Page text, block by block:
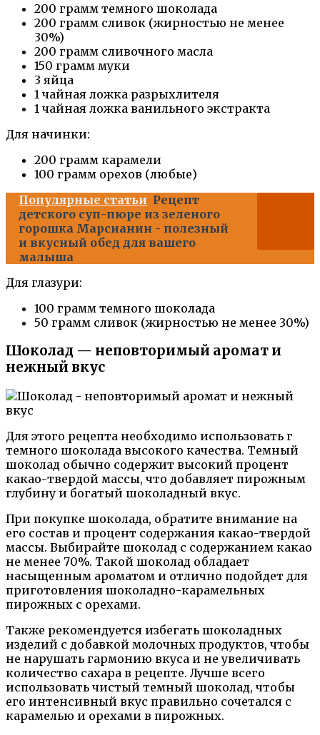
200 грамм темного шоколада
200 грамм сливок (жирностью не менее
30%)
200 грамм сливочного масла
150 грамм муки
3 яйца
1 чайная ложка разрыхлителя
1 чайная ложка ванильного экстракта
Для начинки:
200 грамм карамели
100 грамм орехов (любые)
Популярные статьи Рецепт
детского суп-пюре из зеленого
горошка Марсианин - полезный
и вкусный обед для вашего
малыша
Для глазури:
100 грамм темного шоколада
50 грамм сливок (жирностью не менее 30%)
Шоколад — неповторимый аромат и
нежный вкус
Для этого рецепта необходимо использовать г
темного шоколада высокого качества. Темный
шоколад обычно содержит высокий процент
какао-твердой массы, что добавляет пирожным
глубину и богатый шоколадный вкус.
При покупке шоколада, обратите внимание на
его состав и процент содержания какао-твердой
массы. Выбирайте шоколад с содержанием какао
не менее 70%. Такой шоколад обладает
насыщенным ароматом и отлично подойдет для
приготовления шоколадно-карамельных
пирожных с орехами.
Также рекомендуется избегать шоколадных
изделий с добавкой молочных продуктов, чтобы
не нарушать гармонию вкуса и не увеличивать
количество сахара в рецепте. Лучше всего
использовать чистый темный шоколад, чтобы
его интенсивный вкус правильно сочетался с
карамелью и орехами в пирожных.